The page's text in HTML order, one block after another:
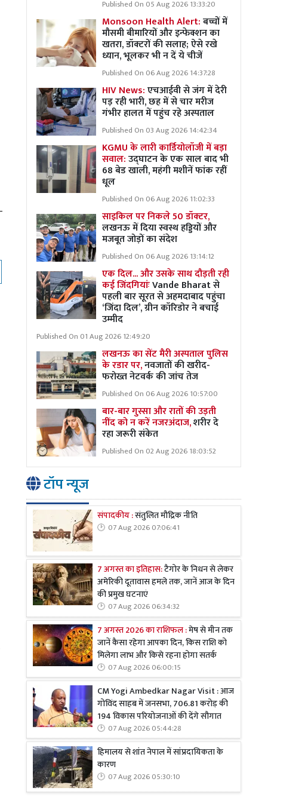
Published On 05 Aug 2026 13:33:20
Monsoon Health Alert:बच्चों में
मौसमी बीमारियों और इन्फेक्शन का
खतरा, डॉक्टरों की सलाह; ऐसे रखे
ध्यान, भूलकर भी न दें ये चीजें
Published On 06 Aug 2026 14:37:28
HIV News:एचआईवी से जंग में देरी
पड़ रही भारी, छह में से चार मरीज
गंभीर हालत में पहुंच रहे अस्पताल
Published On 03 Aug 2026 14:42:34
KGMU के लारी कार्डियोलॉजी में बड़ा
सवाल:उद्घाटन के एक साल बाद भी
68 बेड खाली, महंगी मशीनें फांक रहीं
धूल
Published On 06 Aug 2026 11:02:33
साइकिल पर निकले 50 डॉक्टर,
लखनऊ में दिया स्वस्थ हड्डियों और
मजबूत जोड़ों का संदेश
Published On 06 Aug 2026 13:14:12
एक दिल... और उसके साथ दौड़ती रही
कई जिंदगियांःVande Bharat से
पहली बार सूरत से अहमदाबाद पहुंचा
‘जिंदा दिल’, ग्रीन कॉरिडोर ने बचाई
उम्मीद
Published On 01 Aug 2026 12:49:20
लखनऊ का सेंट मैरी अस्पताल पुलिस
के रडार पर,नवजातों की खरीद-
फरोख्त नेटवर्क की जांच तेज
Published On 06 Aug 2026 10:57:00
बार-बार गुस्सा और रातों की उड़ती
नींद को न करें नजरअंदाज,शरीर दे
रहा जरूरी संकेत
Published On 02 Aug 2026 18:03:52
टॉप न्यूज
संपादकीय :संतुलित मौद्रिक नीति
07 Aug 2026 07:06:41
7 अगस्त का इतिहास:टैगोर के निधन से लेकर
अमेरिकी दूतावास हमले तक, जानें आज के दिन
की प्रमुख घटनाएं
07 Aug 2026 06:34:32
7 अगस्त 2026 का राशिफल :मेष से मीन तक
जानें कैसा रहेगा आपका दिन, किस राशि को
मिलेगा लाभ और किसे रहना होगा सतर्क
07 Aug 2026 06:00:15
CM Yogi Ambedkar Nagar Visit : आज
गोविंद साहब में जनसभा, 706.81 करोड़ की
194 विकास परियोजनाओं की देंगे सौगात
07 Aug 2026 05:44:28
हिमालय से शांत नेपाल में सांप्रदायिकता के
कारण
07 Aug 2026 05:30:10